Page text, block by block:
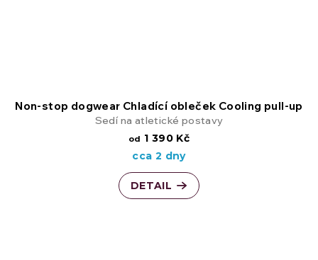
Non-stop dogwear Chladící obleček Cooling pull-up
Sedí na atletické postavy
od 1 390 Kč
cca 2 dny
DETAIL